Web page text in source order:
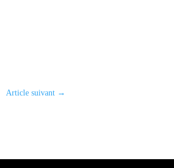
Article suivant→